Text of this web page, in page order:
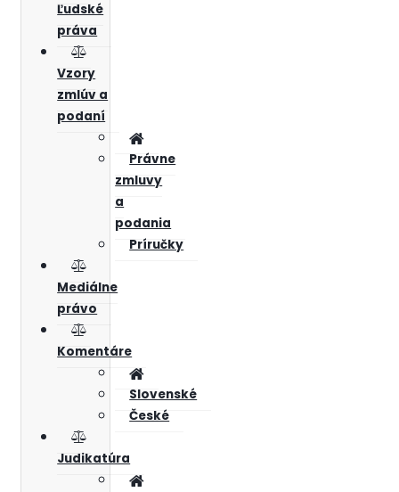
Ľudské
práva
Vzory
zmlúv a
podaní
Právne
zmluvy
a
podania
Príručky
Mediálne
právo
Komentáre
Slovenské
České
Judikatúra